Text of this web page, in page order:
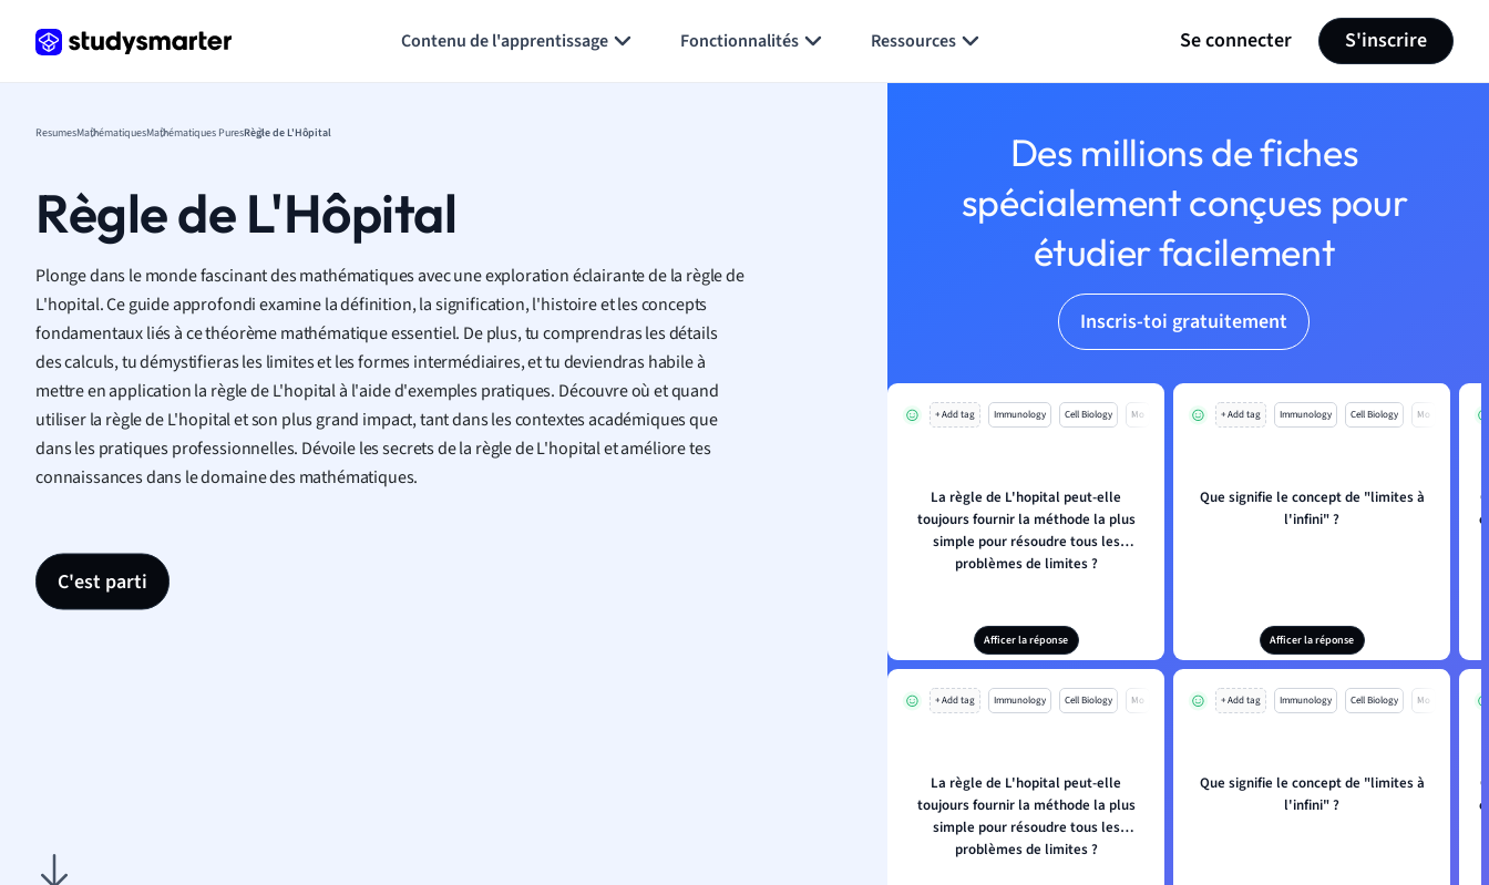
Contenu de l'apprentissage Fonctionnalités Ressources Se connecter S'inscrire
ResumesMathématiquesMathématiques PuresRègle de L'Hôpital
Règle de L'Hôpital
Plonge dans le monde fascinant des mathématiques avec une exploration éclairante de la règle de
L'hopital. Ce guide approfondi examine la définition, la signification, l'histoire et les concepts
fondamentaux liés à ce théorème mathématique essentiel. De plus, tu comprendras les détails
des calculs, tu démystifieras les limites et les formes intermédiaires, et tu deviendras habile à
mettre en application la règle de L'hopital à l'aide d'exemples pratiques. Découvre où et quand
utiliser la règle de L'hopital et son plus grand impact, tant dans les contextes académiques que
dans les pratiques professionnelles. Dévoile les secrets de la règle de L'hopital et améliore tes
connaissances dans le domaine des mathématiques.
C'est parti
Des millions de fiches
spécialement conçues pour
étudier facilement
Inscris-toi gratuitement
+ Add tag Immunology Cell Biology Mo
La règle de L'hopital peut-elle
toujours fournir la méthode la plus
simple pour résoudre tous les
problèmes de limites ?
Afficer la réponse
+ Add tag Immunology Cell Biology Mo
Que signifie le concept de "limites à
l'infini" ?
Afficer la réponse
+ Add tag Immunology Cell Biology Mo
La règle de L'hopital peut-elle
toujours fournir la méthode la plus
simple pour résoudre tous les
problèmes de limites ?
+ Add tag Immunology Cell Biology Mo
Que signifie le concept de "limites à
l'infini" ?